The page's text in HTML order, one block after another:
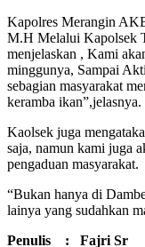
Kapolres Merangin
M.H Melalui Kapolsek
menjelaskan , Kami
minggunya, Sampai
sebagian masyarakat
keramba ikan”,jelasnya.
Kaolsek juga
saja, namun kami juga
pengaduan masyarakat.
“Bukan hanya di
lainya yang sudahkan
Penulis : Fajri Sr